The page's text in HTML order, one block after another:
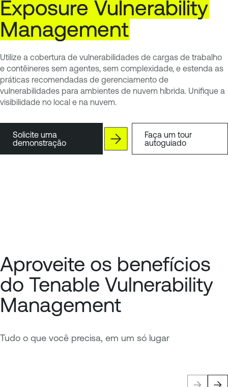
Exposure Vulnerability
Management
Utilize a cobertura de vulnerabilidades de cargas de trabalho
e contêineres sem agentes, sem complexidade, e estenda as
práticas recomendadas de gerenciamento de
vulnerabilidades para ambientes de nuvem híbrida. Unifique a
visibilidade no local e na nuvem.
Solicite uma
demonstração
Faça um tour
autoguiado
Aproveite os benefícios
do Tenable Vulnerability
Management
Tudo o que você precisa, em um só lugar